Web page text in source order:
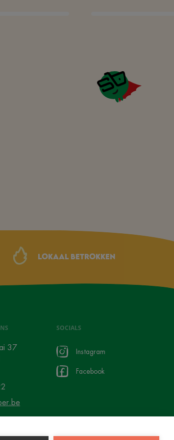
Lokaal betrokken
37
SOCIALS
Instagram
Facebook